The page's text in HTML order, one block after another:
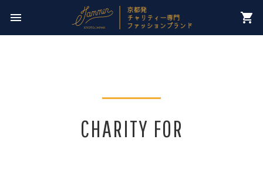
今週のチャリティー先は
【 NPO法人パレスチナ子どものキャンペーン 】
menu shopping_cart
CHARITY FOR